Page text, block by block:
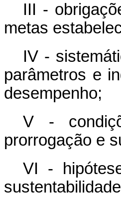
III -
metas
IV -
parâmetros e
desempenho;
V -
prorrogação e
VI -